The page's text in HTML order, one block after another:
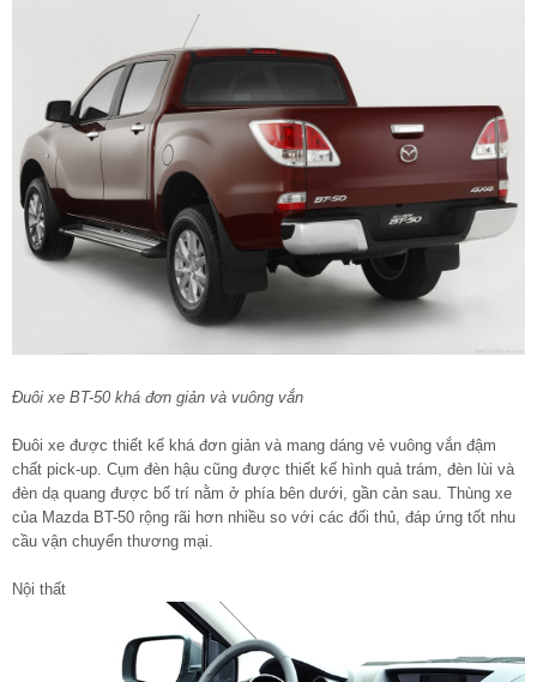
Đuôi xe BT-50 khá đơn giản và vuông vắn
Đuôi xe được thiết kế khá đơn giản và mang dáng vẻ vuông vắn đậm
chất pick-up. Cụm đèn hậu cũng được thiết kế hình quả trám, đèn lùi và
đèn dạ quang được bố trí nằm ở phía bên dưới, gần cản sau. Thùng xe
của Mazda BT-50 rộng rãi hơn nhiều so với các đối thủ, đáp ứng tốt nhu
cầu vận chuyển thương mại.
Nội thất